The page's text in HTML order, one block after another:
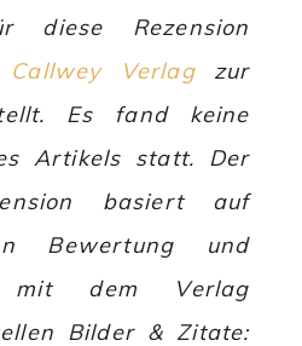
diese Rezension
Callwey Verlagzur
Es fand keine
Artikels statt. Der
basiert auf
Bewertung und
dem Verlag
Bilder & Zitate: